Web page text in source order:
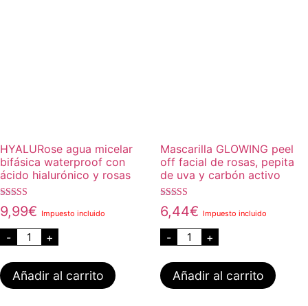
HYALURose agua micelar
bifásica waterproof con
ácido hialurónico y rosas
Valorado con
5.00
9,99€ Impuesto incluido
- +
Añadir al carrito
Mascarilla GLOWING peel
off facial de rosas, pepita
de uva y carbón activo
Valorado con
5.00
6,44€ Impuesto incluido
- +
Añadir al carrito